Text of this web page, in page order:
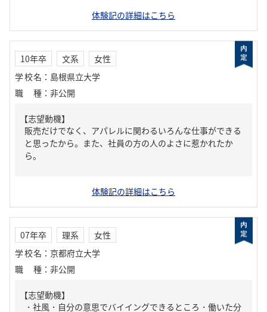
体験記の詳細はこちら
10年卒 文系
女性
学校名 ： 島根県立大学
職種 ： 非公開
【志望動機】
販売だけでなく、アパレルに関わるいろんな仕事ができる
と思ったから。また、社員の方の人のよさに惹かれたか
ら。
体験記の詳細はこちら
07年卒 理系
女性
学校名 ： 京都府立大学
職種 ： 非公開
【志望動機】
・社風・自分の意思でバイイングできるところ・働いた分